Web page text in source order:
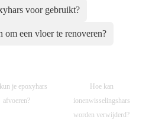
voor gebruikt?
om een vloer te renoveren?
je epoxyhars
afvoeren?
Hoe kan
ionenwisselingshars
worden verwijderd?